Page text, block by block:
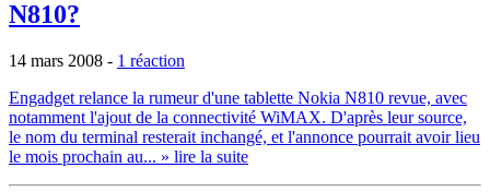
N810?
14 mars 2008 - 1 réaction
Engadget relance la rumeur d'une tablette Nokia N810 revue, avec
notamment l'ajout de la connectivité WiMAX. D'après leur source,
le nom du terminal resterait inchangé, et l'annonce pourrait avoir lieu
le mois prochain au... » lire la suite